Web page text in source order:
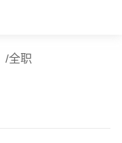
/全职